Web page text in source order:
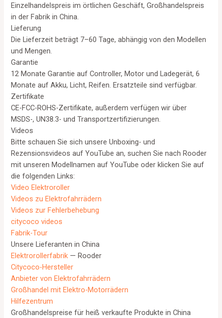
Einzelhandelspreis im örtlichen Geschäft, Großhandelspreis
in der Fabrik in China.
Lieferung
Die Lieferzeit beträgt 7–60 Tage, abhängig von den Modellen
und Mengen.
Garantie
12 Monate Garantie auf Controller, Motor und Ladegerät, 6
Monate auf Akku, Licht, Reifen. Ersatzteile sind verfügbar.
Zertifikate
CE-FCC-ROHS-Zertifikate, außerdem verfügen wir über
MSDS-, UN38.3- und Transportzertifizierungen.
Videos
Bitte schauen Sie sich unsere Unboxing- und
Rezensionsvideos auf YouTube an, suchen Sie nach Rooder
mit unseren Modellnamen auf YouTube oder klicken Sie auf
die folgenden Links:
Video Elektroroller
Videos zu Elektrofahrrädern
Videos zur Fehlerbehebung
citycoco videos
Fabrik-Tour
Unsere Lieferanten in China
Elektrorollerfabrik — Rooder
Citycoco-Hersteller
Anbieter von Elektrofahrrädern
Großhandel mit Elektro-Motorrädern
Hilfezentrum
Großhandelspreise für heiß verkaufte Produkte in China